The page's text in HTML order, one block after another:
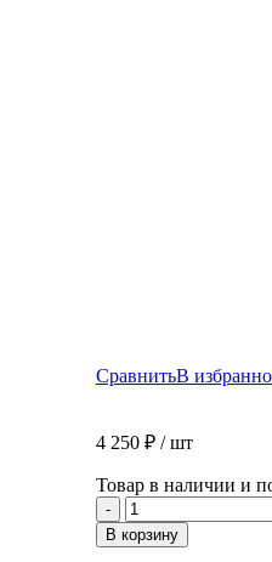
СравнитьВ
4 250 ₽/ шт
Товар в наличии и
-
Количество
товара
Обои
В корзину